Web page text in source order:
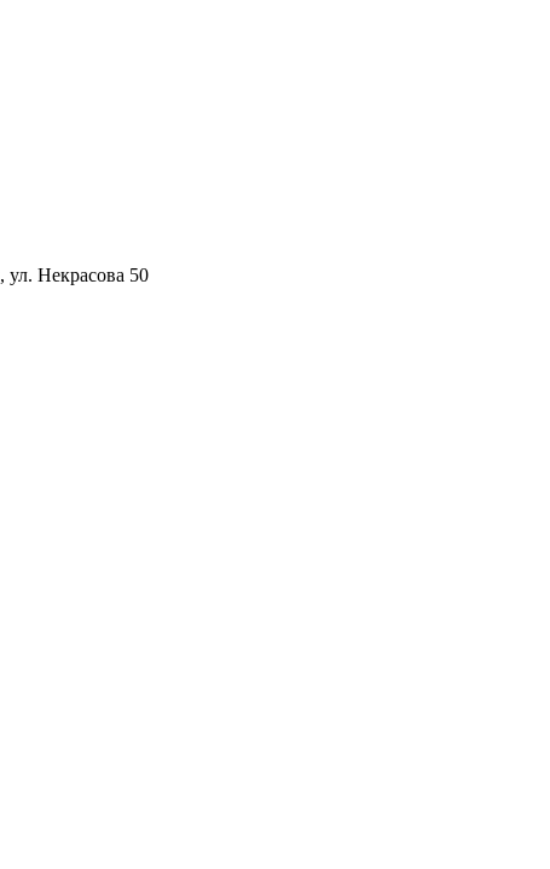
, ул. Некрасова 50